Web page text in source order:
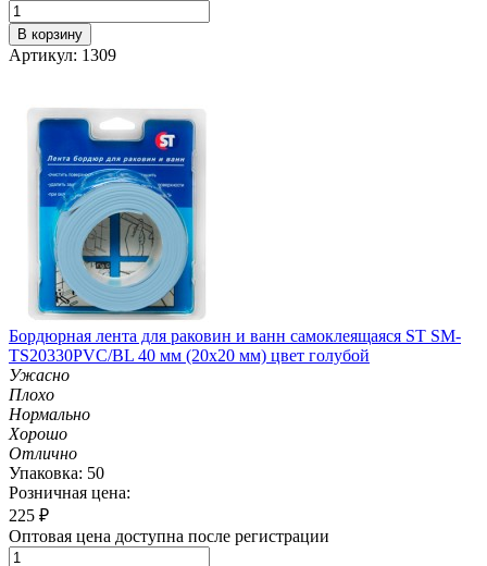
В корзину
Артикул: 1309
Бордюрная лента для раковин и ванн самоклеящаяся ST SM-
TS20330PVC/BL 40 мм (20х20 мм) цвет голубой
Ужасно
Плохо
Нормально
Хорошо
Отлично
Упаковка: 50
Розничная цена:
225 ₽
Оптовая цена доступна после регистрации